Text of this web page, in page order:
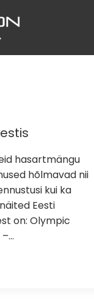
hasartmängu
hõlmavad nii
kui ka
Eesti
on: Olympic